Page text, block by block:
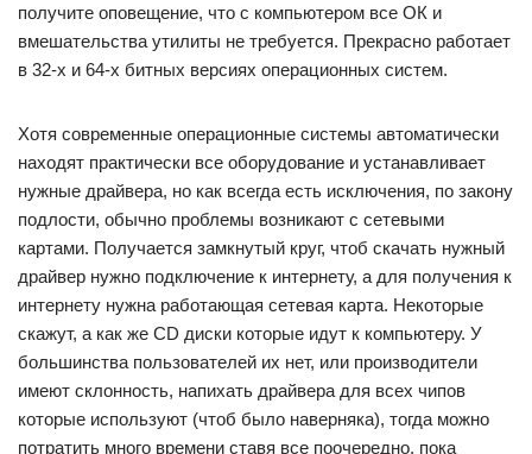
получите оповещение, что с компьютером все ОК и
вмешательства утилиты не требуется. Прекрасно работает
в 32-х и 64-х битных версиях операционных систем.
Хотя современные операционные системы автоматически
находят практически все оборудование и устанавливает
нужные драйвера, но как всегда есть исключения, по закону
подлости, обычно проблемы возникают с сетевыми
картами. Получается замкнутый круг, чтоб скачать нужный
драйвер нужно подключение к интернету, а для получения к
интернету нужна работающая сетевая карта. Некоторые
скажут, а как же CD диски которые идут к компьютеру. У
большинства пользователей их нет, или производители
имеют склонность, напихать драйвера для всех чипов
которые используют (чтоб было наверняка), тогда можно
потратить много времени ставя все поочередно, пока